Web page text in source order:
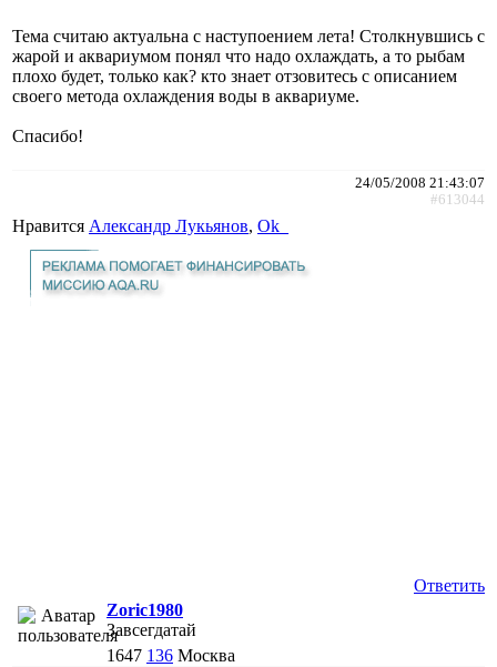
Тема считаю актуальна с наступоением лета! Столкнувшись с
жарой и аквариумом понял что надо охлаждать, а то рыбам
плохо будет, только как? кто знает отзовитесь с описанием
своего метода охлаждения воды в аквариуме.
Спасибо!
24/05/2008 21:43:07
#613044
Нравится Александр Лукьянов, Ok_
Ответить
Zoric1980
Завсегдатай
1647 136 Москва